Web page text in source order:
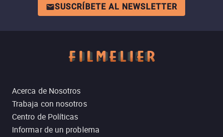
SUSCRÍBETE AL NEWSLETTER
Acerca de Nosotros
Trabaja con nosotros
Centro de Políticas
Informar de un problema